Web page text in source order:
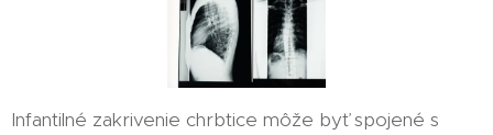
Infantilné zakrivenie chrbtice môže byť spojené s